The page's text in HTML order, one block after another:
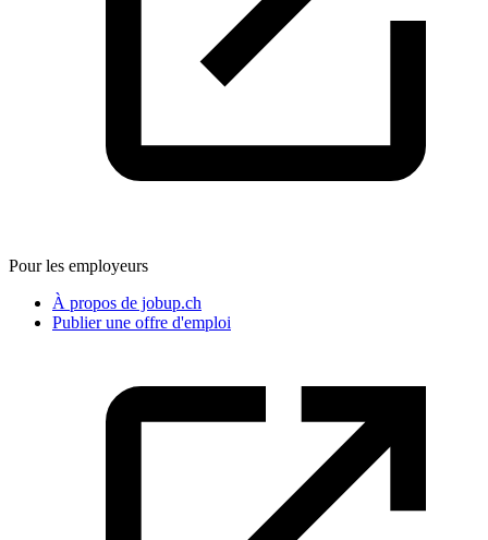
Pour les employeurs
À propos de jobup.ch
Publier une offre d'emploi